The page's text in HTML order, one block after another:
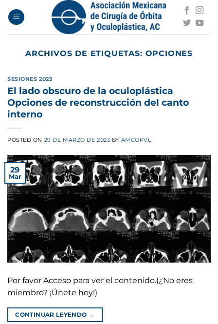
ARCHIVOS DE ETIQUETAS: OPCIONES
SESIONES 2023
El lado obscuro de la oculoplástica
Opciones de reconstrucción del canto
interno
POSTED ON 29 DE MARZO DE 2023 BY AMCOPVL
29
Mar
Por favor Acceso para ver el contenido.(¿No eres
miembro? ¡Únete hoy!)
CONTINUAR LEYENDO →